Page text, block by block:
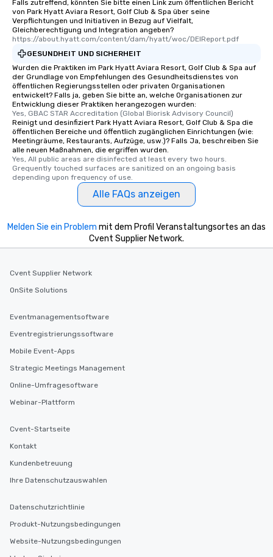
Falls zutreffend, könnten Sie bitte einen Link zum öffentlichen Bericht
von Park Hyatt Aviara Resort, Golf Club & Spa über seine
Verpflichtungen und Initiativen in Bezug auf Vielfalt,
Gleichberechtigung und Integration angeben?
https://about.hyatt.com/content/dam/hyatt/woc/DEIReport.pdf
GESUNDHEIT UND SICHERHEIT
Wurden die Praktiken im Park Hyatt Aviara Resort, Golf Club & Spa auf
der Grundlage von Empfehlungen des Gesundheitsdienstes von
öffentlichen Regierungsstellen oder privaten Organisationen
entwickelt? Falls ja, geben Sie bitte an, welche Organisationen zur
Entwicklung dieser Praktiken herangezogen wurden:
Yes, GBAC STAR Accreditation (Global Biorisk Advisory Council)
Reinigt und desinfiziert Park Hyatt Aviara Resort, Golf Club & Spa die
öffentlichen Bereiche und öffentlich zugänglichen Einrichtungen (wie:
Meetingräume, Restaurants, Aufzüge, usw.)? Falls Ja, beschreiben Sie
alle neuen Maßnahmen, die ergriffen wurden.
Yes, All public areas are disinfected at least every two hours.
Grequently touched surfaces are sanitized on an ongoing basis
depending upon frequency of use.
Alle FAQs anzeigen
Melden Sie ein Problem mit dem Profil Veranstaltungsortes an das
Cvent Supplier Network.
Cvent Supplier Network
OnSite Solutions
Eventmanagementsoftware
Eventregistrierungssoftware
Mobile Event-Apps
Strategic Meetings Management
Online-Umfragesoftware
Webinar-Plattform
Cvent-Startseite
Kontakt
Kundenbetreuung
Ihre Datenschutzauswahlen
Datenschutzrichtlinie
Produkt-Nutzungsbedingungen
Website-Nutzungsbedingungen